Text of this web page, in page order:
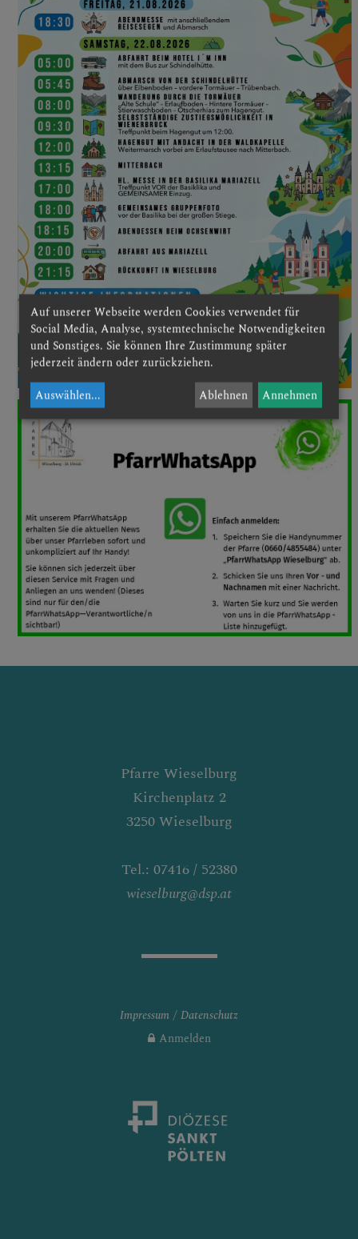
PFARRE
PETZENKIRCHEN
Pfarre Wieselburg
Kirchenplatz 2
3250 Wieselburg
Tel.: 07416 / 52380
wieselburg@dsp.at
Impressum
Datenschutz
Anmelden
Auf unserer Webseite werden Cookies verwendet für
Social Media, Analyse, systemtechnische Notwendigkeiten
und Sonstiges. Sie können Ihre Zustimmung später
jederzeit ändern oder zurückziehen.
Auswählen... Ablehnen Annehmen